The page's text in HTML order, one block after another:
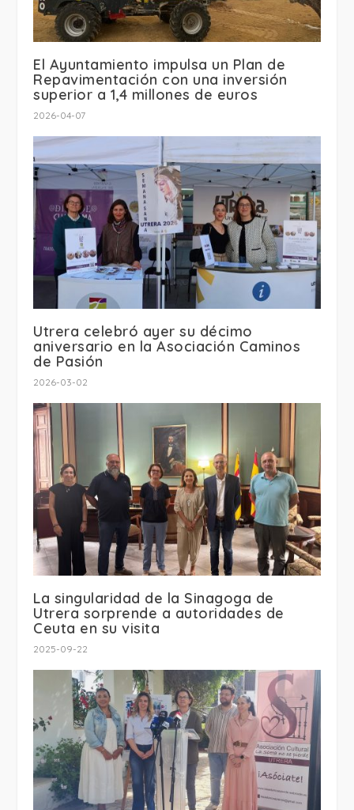
El Ayuntamiento impulsa un Plan de
Repavimentación con una inversión
superior a 1,4 millones de euros
2026-04-07
Utrera celebró ayer su décimo
aniversario en la Asociación Caminos
de Pasión
2026-03-02
La singularidad de la Sinagoga de
Utrera sorprende a autoridades de
Ceuta en su visita
2025-09-22